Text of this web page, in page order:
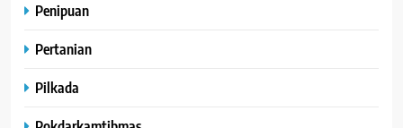
Penipuan
Pertanian
Pilkada